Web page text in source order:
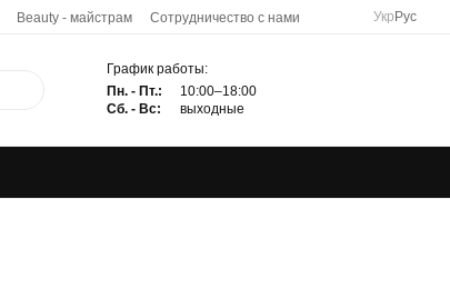
Beauty - майстрам
Сотрудничество с нами
Укр Рус
График работы:
Пн. - Пт.:
10:00–18:00
Сб. - Вс:
выходные